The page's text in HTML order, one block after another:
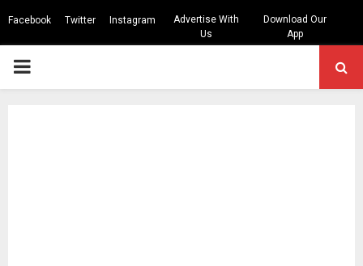
Facebook Twitter Instagram
Advertise With
Us
Download Our
App
PRIMARY